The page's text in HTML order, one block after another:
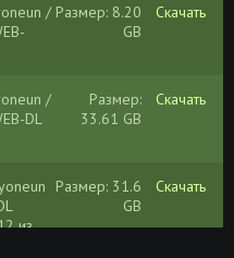
/ Размер: 8.20
GB
Скачать
/
DL
Размер:
33.61 GB
Скачать
из
Размер: 31.6
GB
Скачать